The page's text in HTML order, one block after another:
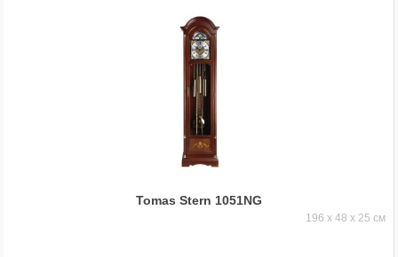
Tomas Stern 1051NG
196 x 48 x 25 см